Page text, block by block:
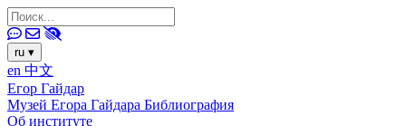
ru ▾
en 中文
Егор Гайдар
Музей Егора Гайдара Библиография
Об институте